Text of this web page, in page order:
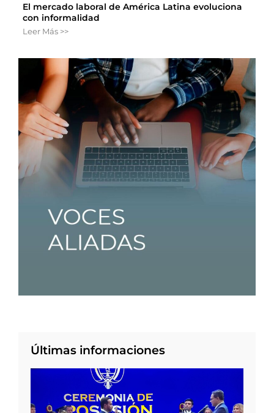
El mercado laboral de América Latina evoluciona
con informalidad
Leer Más >>
Últimas informaciones